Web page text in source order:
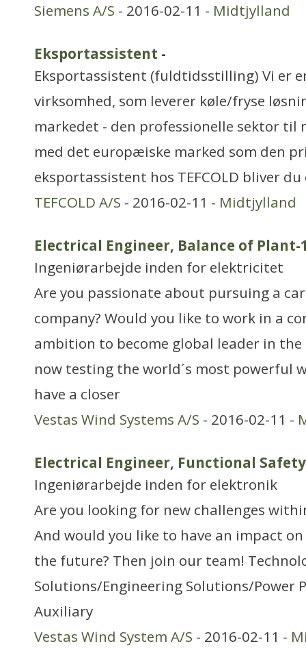
Siemens A/S - 2016-02-11 - Midtjylland
Eksportassistent -
Eksportassistent (fuldtidsstilling) Vi er
virksomhed, som leverer køle/fryse
markedet - den professionelle sektor til
med det europæiske marked som den
eksportassistent hos TEFCOLD bliver du
TEFCOLD A/S - 2016-02-11 - Midtjylland
Electrical Engineer, Balance of Plant-
Ingeniørarbejde inden for elektricitet
Are you passionate about pursuing a
company? Would you like to work in a
ambition to become global leader in
now testing the world´s most powerful
have a closer
Vestas Wind Systems A/S - 2016-02-11 -
Electrical Engineer, Functional
Ingeniørarbejde inden for elektronik
Are you looking for new challenges
And would you like to have an impact
the future? Then join our team!
Solutions/Engineering Solutions/Power
Auxiliary
Vestas Wind System A/S - 2016-02-11 -